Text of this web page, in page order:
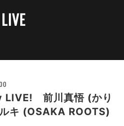
LIVE
前川真悟 (かり
キ (OSAKA ROOTS)